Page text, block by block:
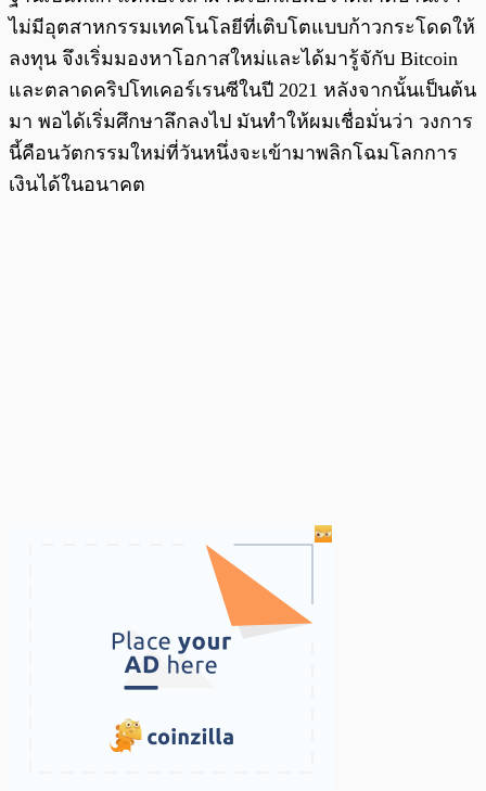
ไม่มีอุตสาหกรรมเทคโนโลยีที่เติบโตแบบก้าวกระโดดให้
ลงทุน จึงเริ่มมองหาโอกาสใหม่และได้มารู้จักับ Bitcoin
และตลาดคริปโทเคอร์เรนซีในปี 2021 หลังจากนั้นเป็นต้น
มา พอได้เริ่มศึกษาลึกลงไป มันทำให้ผมเชื่อมั่นว่า วงการ
นี้คือนวัตกรรมใหม่ที่วันหนึ่งจะเข้ามาพลิกโฉมโลกการ
เงินได้ในอนาคต